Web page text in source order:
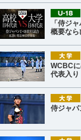
「侍ジ
概要なら
WCBC
代表入り
侍ジャパ